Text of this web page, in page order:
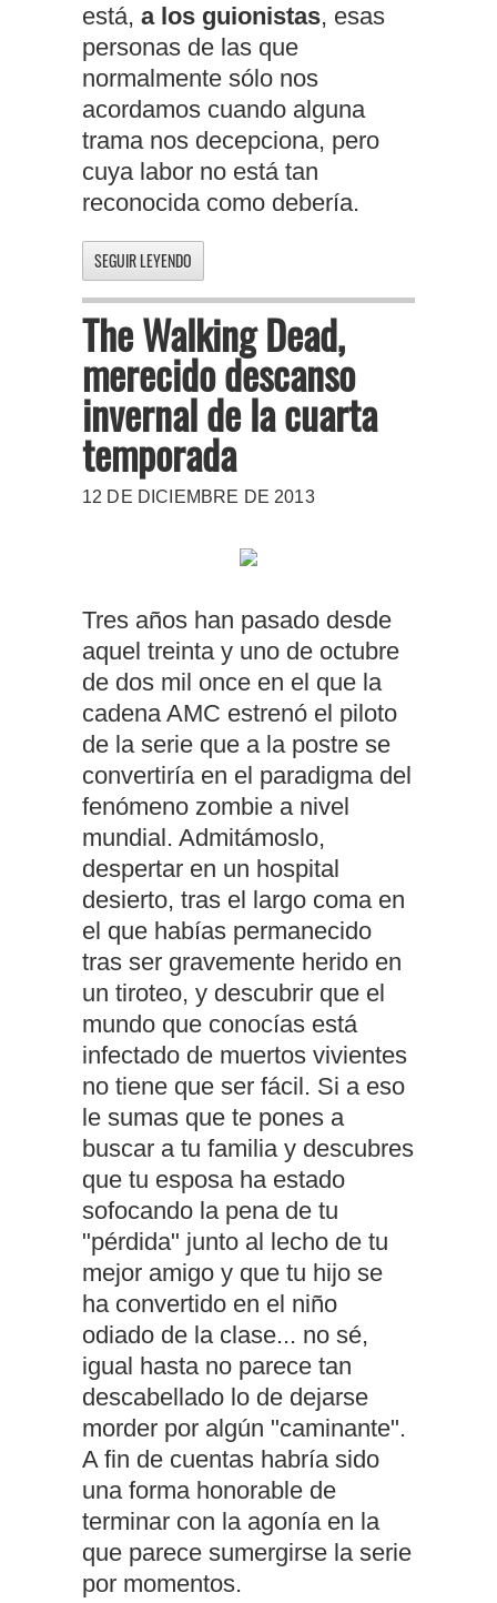
está, a los guionistas, esas
personas de las que
normalmente sólo nos
acordamos cuando alguna
trama nos decepciona, pero
cuya labor no está tan
reconocida como debería.
SEGUIR LEYENDO
The Walking Dead,
merecido descanso
invernal de la cuarta
temporada
12 DE DICIEMBRE DE 2013
Tres años han pasado desde
aquel treinta y uno de octubre
de dos mil once en el que la
cadena AMC estrenó el piloto
de la serie que a la postre se
convertiría en el paradigma del
fenómeno zombie a nivel
mundial. Admitámoslo,
despertar en un hospital
desierto, tras el largo coma en
el que habías permanecido
tras ser gravemente herido en
un tiroteo, y descubrir que el
mundo que conocías está
infectado de muertos vivientes
no tiene que ser fácil. Si a eso
le sumas que te pones a
buscar a tu familia y descubres
que tu esposa ha estado
sofocando la pena de tu
"pérdida" junto al lecho de tu
mejor amigo y que tu hijo se
ha convertido en el niño
odiado de la clase... no sé,
igual hasta no parece tan
descabellado lo de dejarse
morder por algún "caminante".
A fin de cuentas habría sido
una forma honorable de
terminar con la agonía en la
que parece sumergirse la serie
por momentos.